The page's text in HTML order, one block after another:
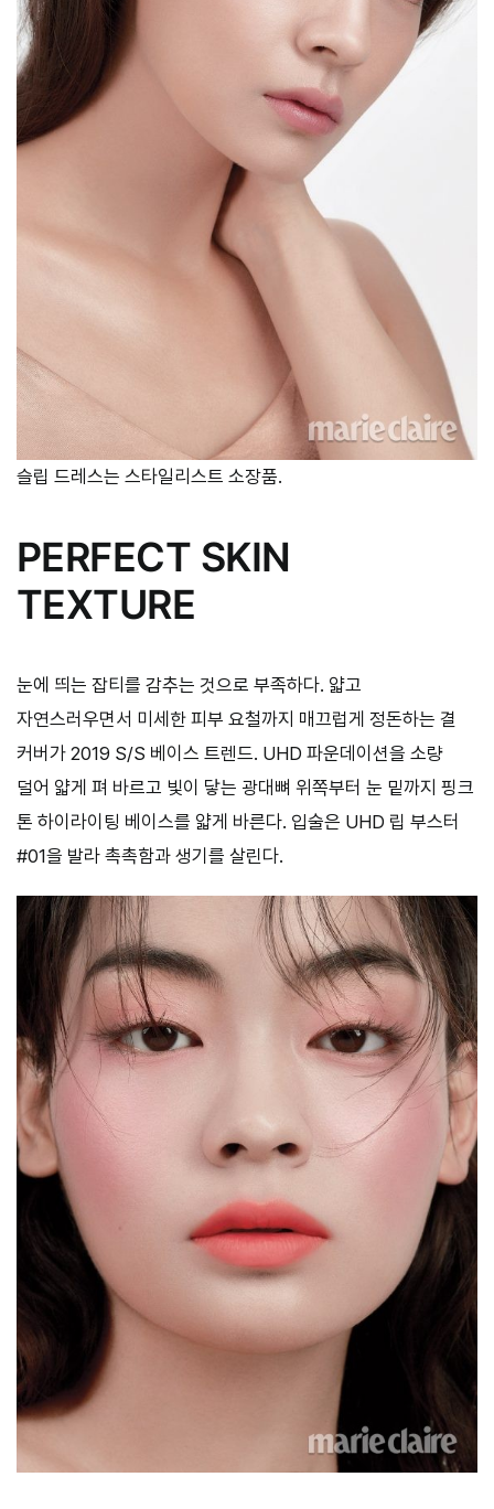
슬립 드레스는 스타일리스트 소장품.
PERFECT SKIN
TEXTURE
눈에 띄는 잡티를 감추는 것으로 부족하다. 얇고
자연스러우면서 미세한 피부 요철까지 매끄럽게 정돈하는 결
커버가 2019 S/S 베이스 트렌드. UHD 파운데이션을 소량
덜어 얇게 펴 바르고 빛이 닿는 광대뼈 위쪽부터 눈 밑까지 핑크
톤 하이라이팅 베이스를 얇게 바른다. 입술은 UHD 립 부스터
#01을 발라 촉촉함과 생기를 살린다.